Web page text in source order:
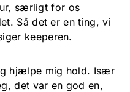
særligt for os
Så det er en ting, vi
keeperen.
hjælpe mig hold. Især
det var en god en,